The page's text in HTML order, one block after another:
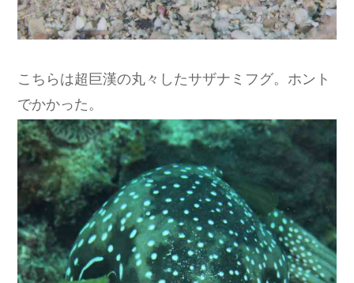
こちらは超巨漢の丸々したサザナミフグ。ホント
でかかった。